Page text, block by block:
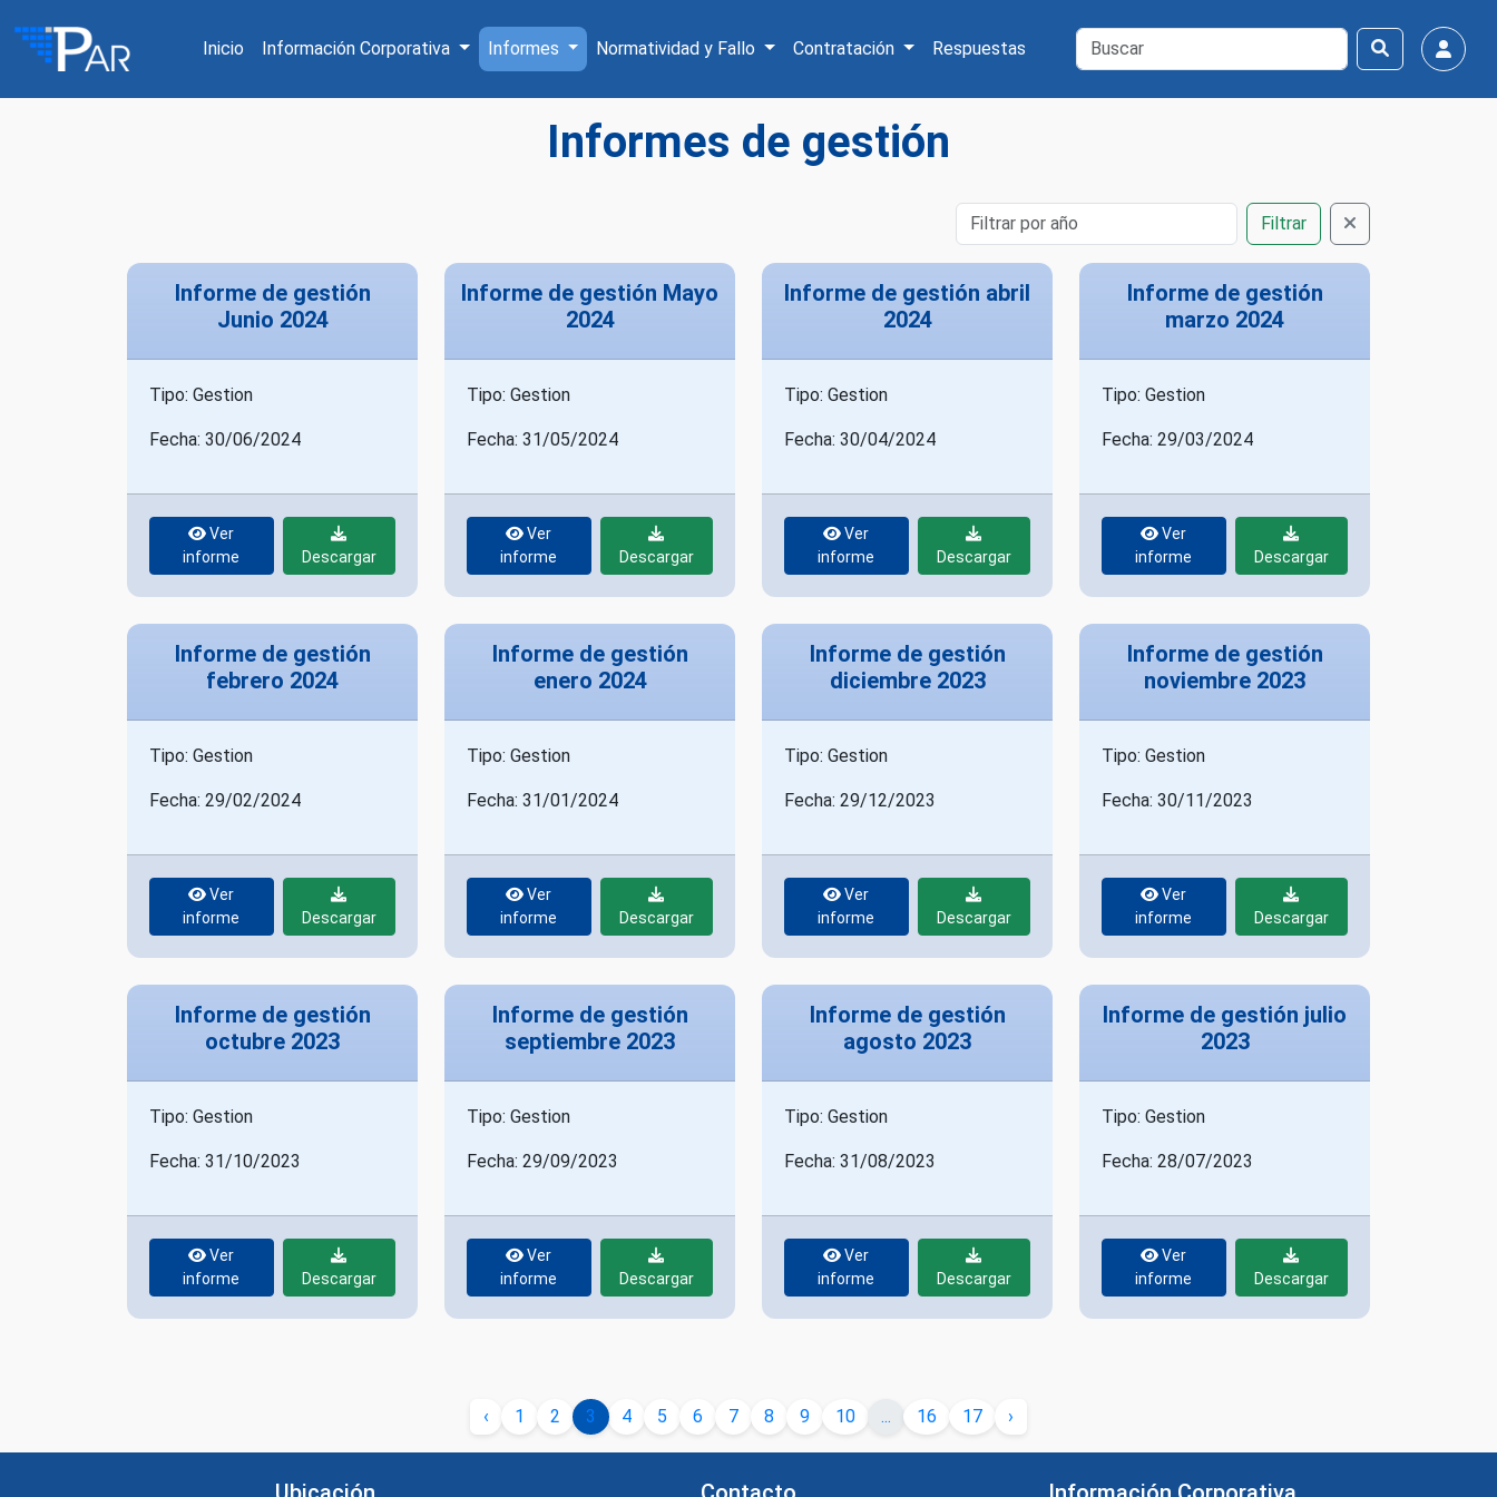
Inicio Información Corporativa Informes Normatividad y Fallo Contratación Respuestas
Informes de gestión
Filtrar
Informe de gestión
Junio 2024
Tipo: Gestion
Fecha: 30/06/2024
Ver
informe
Descargar
Informe de gestión Mayo
2024
Tipo: Gestion
Fecha: 31/05/2024
Ver
informe
Descargar
Informe de gestión abril
2024
Tipo: Gestion
Fecha: 30/04/2024
Ver
informe
Descargar
Informe de gestión
marzo 2024
Tipo: Gestion
Fecha: 29/03/2024
Ver
informe
Descargar
Informe de gestión
febrero 2024
Tipo: Gestion
Fecha: 29/02/2024
Ver
informe
Descargar
Informe de gestión
enero 2024
Tipo: Gestion
Fecha: 31/01/2024
Ver
informe
Descargar
Informe de gestión
diciembre 2023
Tipo: Gestion
Fecha: 29/12/2023
Ver
informe
Descargar
Informe de gestión
noviembre 2023
Tipo: Gestion
Fecha: 30/11/2023
Ver
informe
Descargar
Informe de gestión
octubre 2023
Tipo: Gestion
Fecha: 31/10/2023
Ver
informe
Descargar
Informe de gestión
septiembre 2023
Tipo: Gestion
Fecha: 29/09/2023
Ver
informe
Descargar
Informe de gestión
agosto 2023
Tipo: Gestion
Fecha: 31/08/2023
Ver
informe
Descargar
Informe de gestión julio
2023
Tipo: Gestion
Fecha: 28/07/2023
Ver
informe
Descargar
‹ 1 2 3 4 5 6 7 8 9 10 ... 16 17 ›